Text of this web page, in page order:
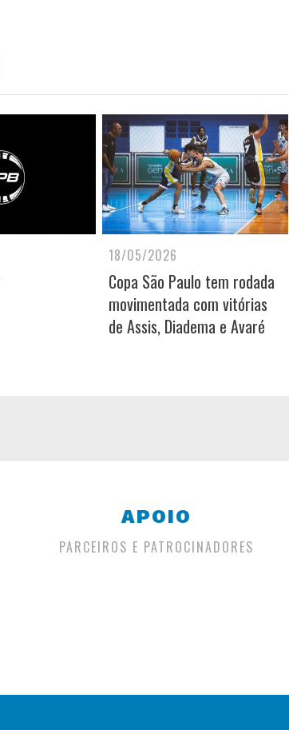
18/05/2026
Copa São Paulo tem rodada
movimentada com vitórias
de Assis, Diadema e Avaré
APOIO
PARCEIROS E PATROCINADORES